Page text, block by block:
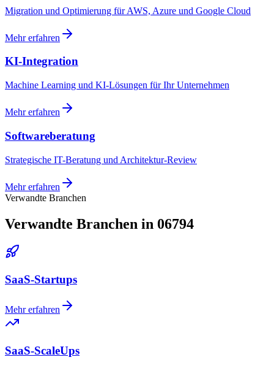
Migration und Optimierung für AWS, Azure und Google Cloud
Mehr erfahren
KI-Integration
Machine Learning und KI-Lösungen für Ihr Unternehmen
Mehr erfahren
Softwareberatung
Strategische IT-Beratung und Architektur-Review
Mehr erfahren
Verwandte Branchen
Verwandte Branchen in 06794
SaaS-Startups
Mehr erfahren
SaaS-ScaleUps